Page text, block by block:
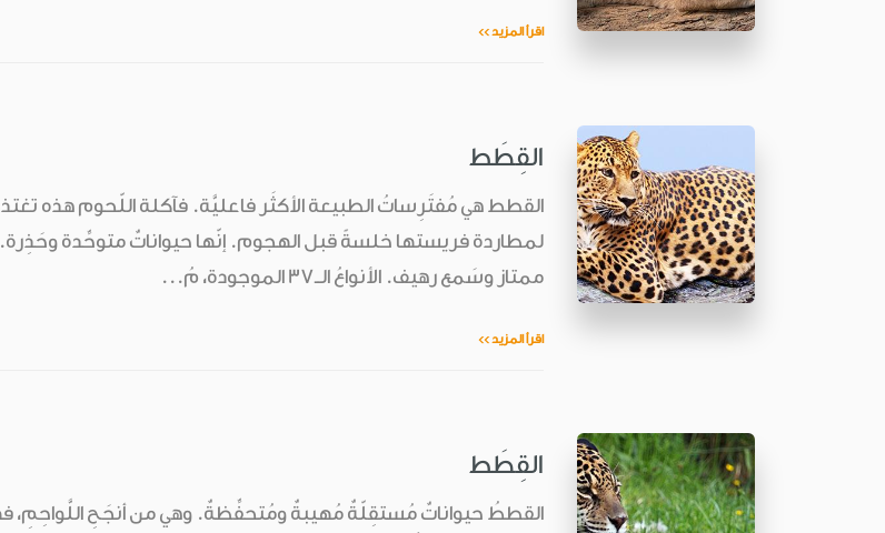
اقرأ المزيد >>
القِطَط
القطط هي مُفتَرِساتُ الطبيعة الأكثَر فاعليَّة. فآكلة اللّحوم هذه
لمطاردة فريستها خلسةً قبل الهجوم. إنّها حيواناتٌ متوحِّدة
ممتاز وسَمع رهيف. الأنواعُ الــ37 الموجودة، مُ...
اقرأ المزيد >>
القِطَط
القططُ حيواناتٌ مُستقِلّةٌ مُهيبةٌ ومُتحفِّظةٌ. وهي من أنجَحِ